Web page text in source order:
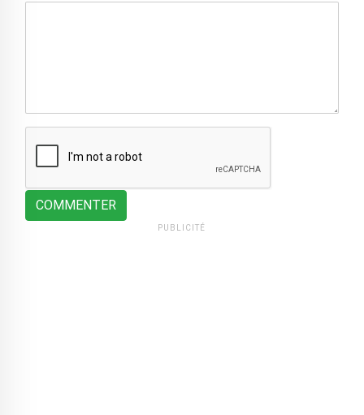
COMMENTER
PUBLICITÉ